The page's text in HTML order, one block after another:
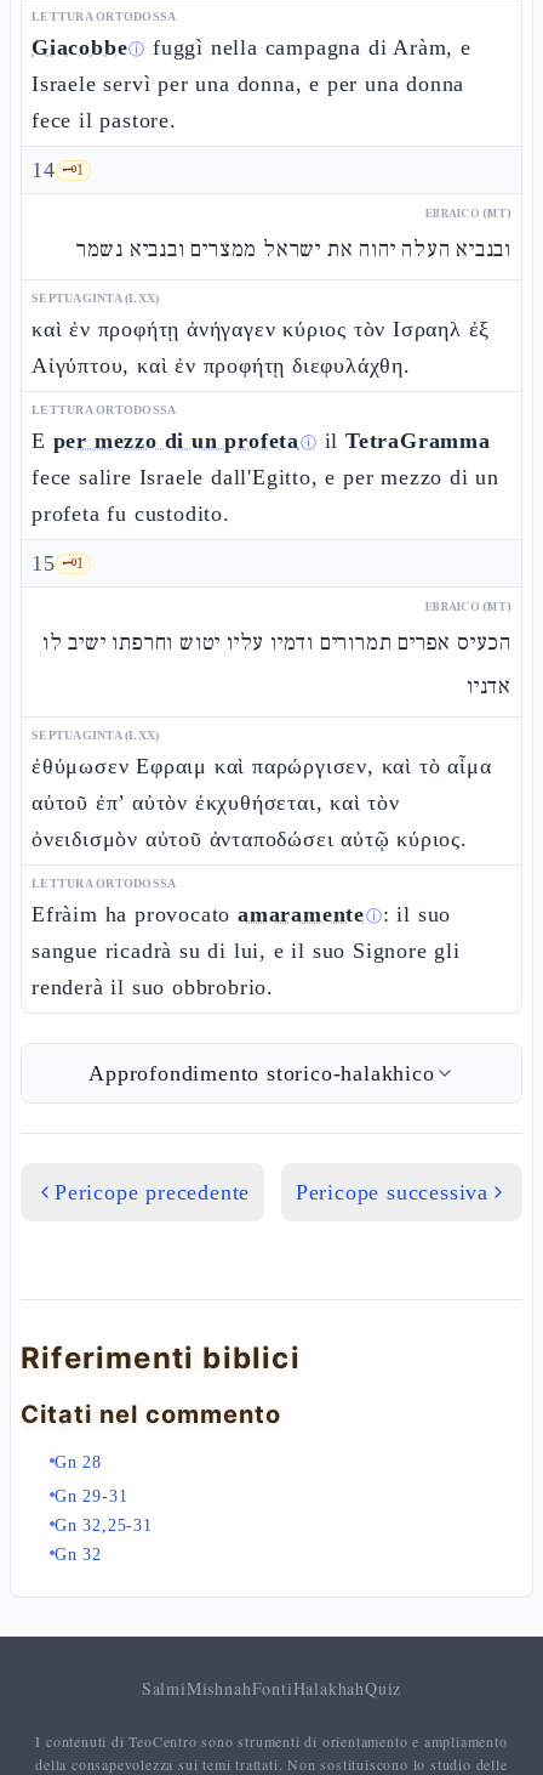
LETTURA ORTODOSSA
Giacobbeⓘ fuggì nella campagna di Aràm, e
Israele servì per una donna, e per una donna
fece il pastore.
14 🗝️1
EBRAICO (MT)
ובנביא העלה יהוה את ישראל ממצרים ובנביא נשמר
SEPTUAGINTA (LXX)
καὶ ἐν προφήτῃ ἀνήγαγεν κύριος τὸν Ισραηλ ἐξ
Αἰγύπτου, καὶ ἐν προφήτῃ διεφυλάχθη.
LETTURA ORTODOSSA
E per mezzo di un profetaⓘ ilTetraGramma
fece salire Israele dall'Egitto, e per mezzo di un
profeta fu custodito.
15 🗝️1
EBRAICO (MT)
הכעיס אפרים תמרורים ודמיו עליו יטוש וחרפתו ישיב לו
אדניו
SEPTUAGINTA (LXX)
ἐθύμωσεν Εφραιμ καὶ παρώργισεν, καὶ τὸ αἷμα
αὐτοῦ ἐπ’ αὐτὸν ἐκχυθήσεται, καὶ τὸν
ὀνειδισμὸν αὐτοῦ ἀνταποδώσει αὐτῷ κύριος.
LETTURA ORTODOSSA
Efràim ha provocato amaramenteⓘ: il suo
sangue ricadrà su di lui, e il suo Signore gli
renderà il suo obbrobrio.
Approfondimento storico-halakhico
Pericope precedente Pericope successiva
Riferimenti biblici
Citati nel commento
Gn 28
Gn 29-31
Gn 32,25-31
Gn 32
SalmiMishnahFontiHalakhahQuiz
I contenuti di TeoCentro sono strumenti di orientamento e ampliamento
della consapevolezza sui temi trattati. Non sostituiscono lo studio delle